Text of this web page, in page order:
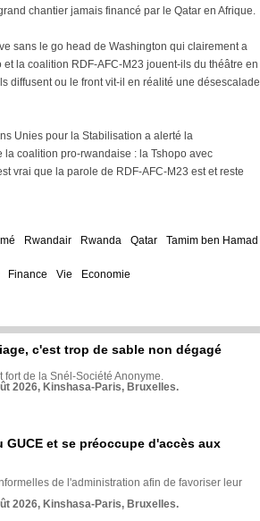
chantier jamais financé par le Qatar en Afrique.
sans le go head de Washington qui clairement a
la coalition RDF-AFC-M23 jouent-ils du théâtre en
diffusent ou le front vit-il en réalité une désescalade
Unies pour la Stabilisation a alerté la
coalition pro-rwandaise : la Tshopo avec
vrai que la parole de RDF-AFC-M23 est et reste
Rwandair Rwanda Qatar
Tamim ben Hamad
Finance Vie Economie
c'est trop de sable non dégagé
fort de la Snél-Société Anonyme.
2026, Kinshasa-Paris, Bruxelles.
et se préoccupe d'accès aux
de l'administration afin de favoriser leur
2026, Kinshasa-Paris, Bruxelles.